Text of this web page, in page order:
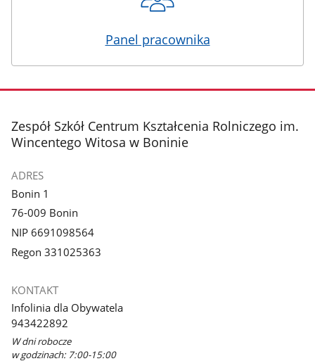
Panel pracownika
stopka
Zespół Szkół Centrum Kształcenia Rolniczego im.
Wincentego Witosa w Boninie
ADRES
Bonin 1
76-009 Bonin
NIP 6691098564
Regon 331025363
KONTAKT
Infolinia dla Obywatela
943422892
W dni robocze
w godzinach: 7:00-15:00